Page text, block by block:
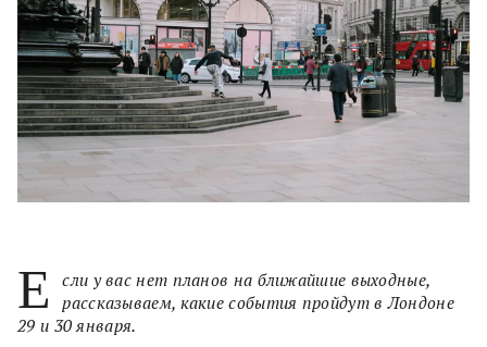
Е
сли у вас нет планов на ближайшие выходные,
рассказываем, какие события пройдут в Лондоне
29 и 30 января.